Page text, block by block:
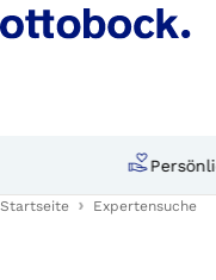
Startseite Expertensuche